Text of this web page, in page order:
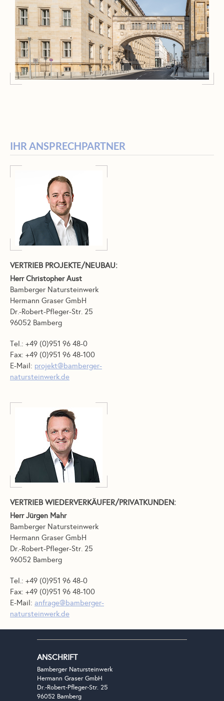
Restaurierung
Bundesministerium für Gesundheit
IHR ANSPRECHPARTNER
VERTRIEB PROJEKTE/NEUBAU:
Herr Christopher Aust
Bamberger Natursteinwerk
Hermann Graser GmbH
Dr.-Robert-Pfleger-Str. 25
96052 Bamberg
Tel.: +49 (0)951 96 48-0
Fax: +49 (0)951 96 48-100
E-Mail: projekt@bamberger-
natursteinwerk.de
VERTRIEB WIEDERVERKÄUFER/PRIVATKUNDEN:
Herr Jürgen Mahr
Bamberger Natursteinwerk
Hermann Graser GmbH
Dr.-Robert-Pfleger-Str. 25
96052 Bamberg
Tel.: +49 (0)951 96 48-0
Fax: +49 (0)951 96 48-100
E-Mail: anfrage@bamberger-
natursteinwerk.de
ANSCHRIFT
Bamberger Natursteinwerk
Hermann Graser GmbH
Dr.-Robert-Pfleger-Str. 25
96052 Bamberg